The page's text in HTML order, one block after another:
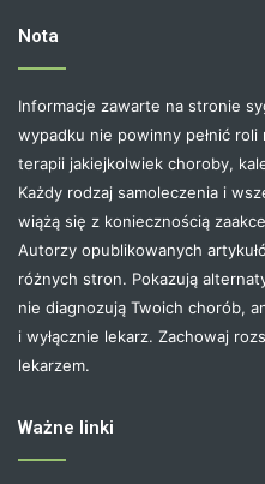
Nota
Informacje zawarte na stronie
wypadku nie powinny pełnić
terapii jakiejkolwiek choroby,
Każdy rodzaj samoleczenia i
wiążą się z koniecznością
Autorzy opublikowanych
różnych stron. Pokazują
nie diagnozują Twoich chorób,
i wyłącznie lekarz. Zachowaj
lekarzem.
Ważne linki